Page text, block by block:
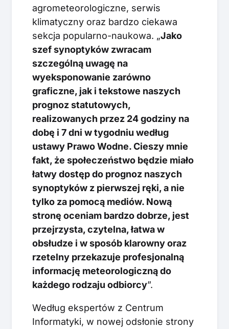
agrometeorologiczne, serwis
klimatyczny oraz bardzo ciekawa
sekcja popularno-naukowa. „Jako
szef synoptyków zwracam
szczególną uwagę na
wyeksponowanie zarówno
graficzne, jak i tekstowe naszych
prognoz statutowych,
realizowanych przez 24 godziny na
dobę i 7 dni w tygodniu według
ustawy Prawo Wodne. Cieszy mnie
fakt, że społeczeństwo będzie miało
łatwy dostęp do prognoz naszych
synoptyków z pierwszej ręki, a nie
tylko za pomocą mediów. Nową
stronę oceniam bardzo dobrze, jest
przejrzysta, czytelna, łatwa w
obsłudze i w sposób klarowny oraz
rzetelny przekazuje profesjonalną
informację meteorologiczną do
każdego rodzaju odbiorcy”.
Według ekspertów z Centrum
Informatyki, w nowej odsłonie strony